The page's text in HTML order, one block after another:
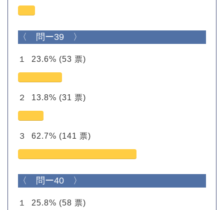
〈 問ー39 〉
１ 23.6% (53 票)
２ 13.8% (31 票)
３ 62.7% (141 票)
〈 問ー40 〉
１ 25.8% (58 票)